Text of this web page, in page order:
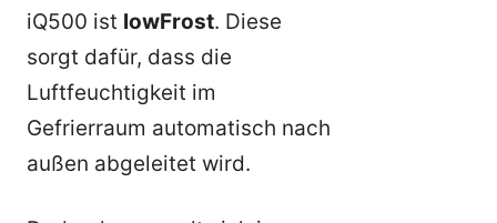
iQ500 ist lowFrost. Diese
sorgt dafür, dass die
Luftfeuchtigkeit im
Gefrierraum automatisch nach
außen abgeleitet wird.